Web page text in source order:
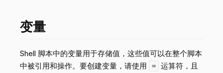
变量
Shell 脚本中的变量用于存储值，这些值可以在整个脚本
中被引用和操作。要创建变量，请使用
=
运算符，且